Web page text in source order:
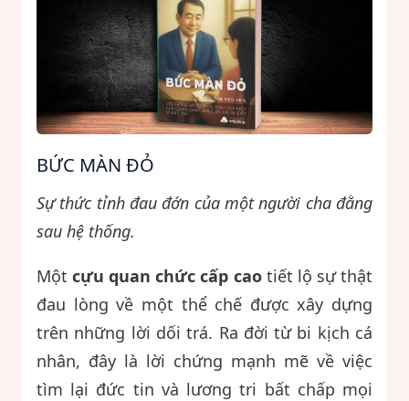
BỨC MÀN ĐỎ
Sự thức tỉnh đau đớn của một người cha đằng
sau hệ thống.
Mộtcựu quan chức cấp caotiết lộ sự thật
đau lòng về một thể chế được xây dựng
trên những lời dối trá. Ra đời từ bi kịch cá
nhân, đây là lời chứng mạnh mẽ về việc
tìm lại đức tin và lương tri bất chấp mọi